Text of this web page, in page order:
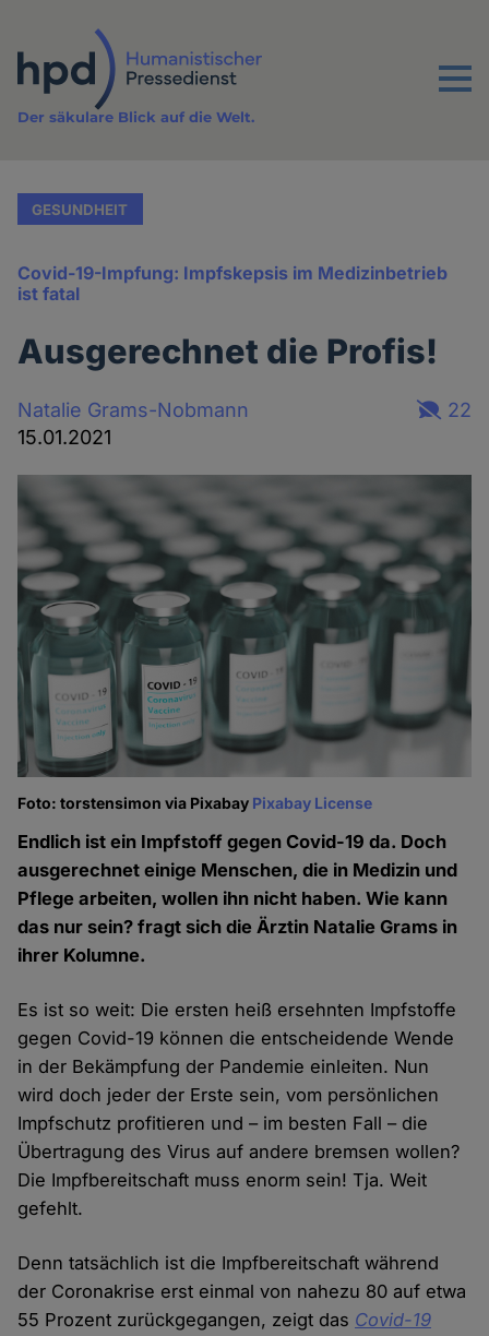
Inhalt
Menu
Der säkulare Blick auf die Welt.
GESUNDHEIT
Covid-19-Impfung: Impfskepsis im Medizinbetrieb
ist fatal
Ausgerechnet die Profis!
Natalie Grams-Nobmann
15.01.2021
22
Foto: torstensimon via Pixabay Pixabay License
Endlich ist ein Impfstoff gegen Covid-19 da. Doch
ausgerechnet einige Menschen, die in Medizin und
Pflege arbeiten, wollen ihn nicht haben. Wie kann
das nur sein? fragt sich die Ärztin Natalie Grams in
ihrer Kolumne.
Es ist so weit: Die ersten heiß ersehnten Impfstoffe
gegen Covid-19 können die entscheidende Wende
in der Bekämpfung der Pandemie einleiten. Nun
wird doch jeder der Erste sein, vom persönlichen
Impfschutz profitieren und – im besten Fall – die
Übertragung des Virus auf andere bremsen wollen?
Die Impfbereitschaft muss enorm sein! Tja. Weit
gefehlt.
Denn tatsächlich ist die Impfbereitschaft während
der Coronakrise erst einmal von nahezu 80 auf etwa
55 Prozent zurückgegangen, zeigt das Covid-19